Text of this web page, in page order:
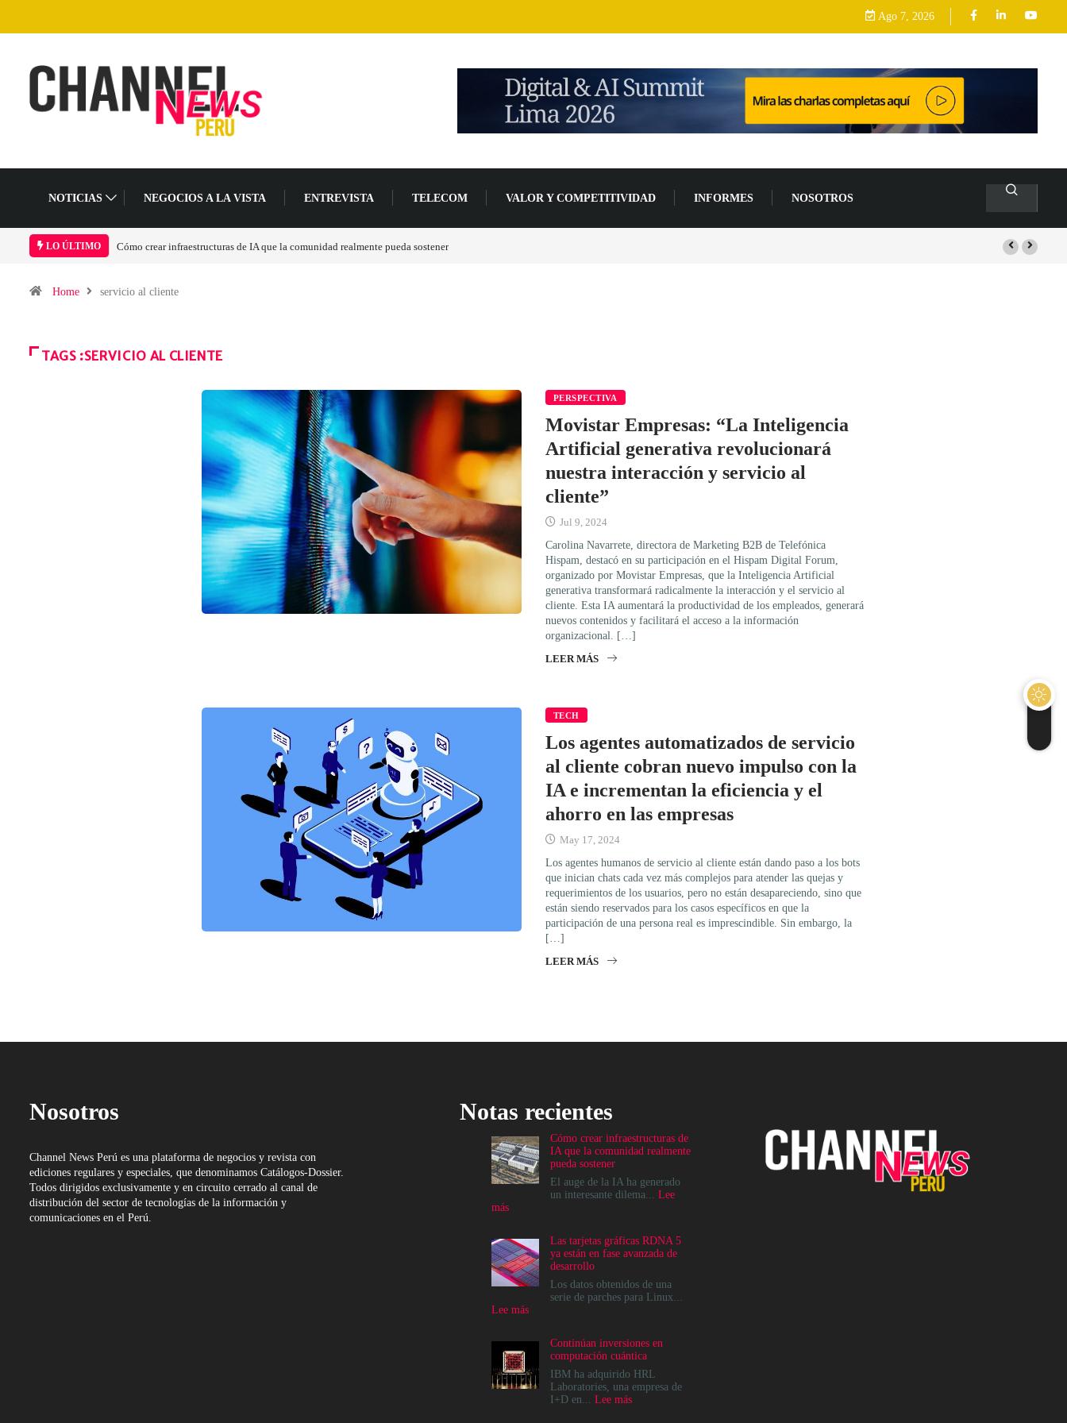
Ago 7, 2026
NOTICIAS NEGOCIOS A LA VISTA ENTREVISTA TELECOM VALOR Y COMPETITIVIDAD INFORMES NOSOTROS
LO ÚLTIMO Cómo crear infraestructuras de IA que la comunidad realmente pueda sostener
Home servicio al cliente
TAGS :SERVICIO AL CLIENTE
PERSPECTIVA
Movistar Empresas: “La Inteligencia
Artificial generativa revolucionará
nuestra interacción y servicio al
cliente”
Jul 9, 2024
Carolina Navarrete, directora de Marketing B2B de Telefónica
Hispam, destacó en su participación en el Hispam Digital Forum,
organizado por Movistar Empresas, que la Inteligencia Artificial
generativa transformará radicalmente la interacción y el servicio al
cliente. Esta IA aumentará la productividad de los empleados, generará
nuevos contenidos y facilitará el acceso a la información
organizacional. […]
LEER MÁS
TECH
Los agentes automatizados de servicio
al cliente cobran nuevo impulso con la
IA e incrementan la eficiencia y el
ahorro en las empresas
May 17, 2024
Los agentes humanos de servicio al cliente están dando paso a los bots
que inician chats cada vez más complejos para atender las quejas y
requerimientos de los usuarios, pero no están desapareciendo, sino que
están siendo reservados para los casos específicos en que la
participación de una persona real es imprescindible. Sin embargo, la
[…]
LEER MÁS
Nosotros
Channel News Perú es una plataforma de negocios y revista con
ediciones regulares y especiales, que denominamos Catálogos-Dossier.
Todos dirigidos exclusivamente y en circuito cerrado al canal de
distribución del sector de tecnologías de la información y
comunicaciones en el Perú.
Notas recientes
Cómo crear infraestructuras de
IA que la comunidad realmente
pueda sostener
El auge de la IA ha generado
un interesante dilema... Lee
más:
infraestructuras
de
IA
que
comunidad
Las tarjetas gráficas RDNA 5
ya están en fase avanzada de
desarrollo
Los datos obtenidos de una
serie de parches para Linux...
Lee más:
gráficas
RDNA
5
ya
Continúan inversiones en
computación cuántica
IBM ha adquirido HRL
Laboratories, una empresa de
I+D en... Lee más: